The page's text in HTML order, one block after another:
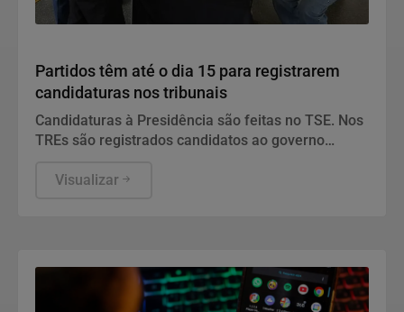
Partidos têm até o dia 15 para registrarem
candidaturas nos tribunais
Candidaturas à Presidência são feitas no TSE. Nos
TREs são registrados candidatos ao governo
assembleias estaduais e distrital.
Visualizar